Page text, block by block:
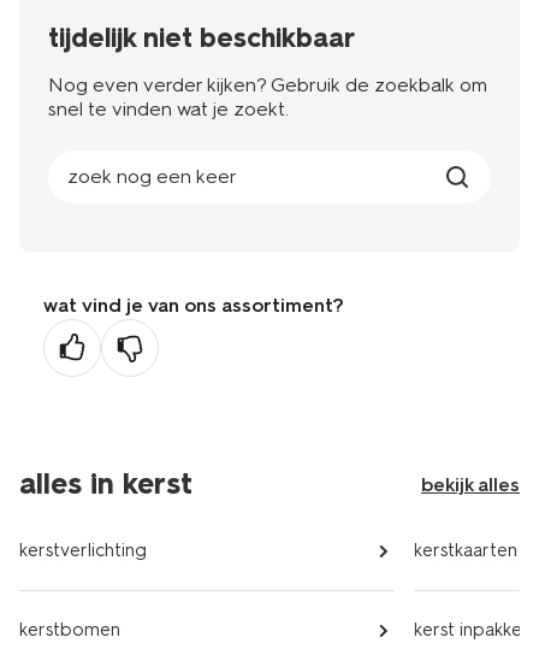
tijdelijk niet beschikbaar
Nog even verder kijken? Gebruik de zoekbalk om
snel te vinden wat je zoekt.
zoek nog een keer
wat vind je van ons assortiment?
alles in kerst bekijk alles
kerstverlichting
kerstbomen
kerstkaarten
kerst inpakken